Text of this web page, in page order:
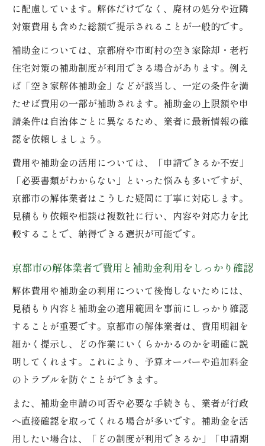
に配慮しています。解体だけでなく、廃材の処分や近隣
対策費用も含めた総額で提示されることが一般的です。
補助金については、京都府や市町村の空き家除却・老朽
住宅対策の補助制度が利用できる場合があります。例え
ば「空き家解体補助金」などが該当し、一定の条件を満
たせば費用の一部が補助されます。補助金の上限額や申
請条件は自治体ごとに異なるため、業者に最新情報の確
認を依頼しましょう。
費用や補助金の活用については、「申請できるか不安」
「必要書類がわからない」といった悩みも多いですが、
京都市の解体業者はこうした疑問に丁寧に対応します。
見積もり依頼や相談は複数社に行い、内容や対応力を比
較することで、納得できる選択が可能です。
京都市の解体業者で費用と補助金利用をしっかり確認
解体費用や補助金の利用について後悔しないためには、
見積もり内容と補助金の適用範囲を事前にしっかり確認
することが重要です。京都市の解体業者は、費用明細を
細かく提示し、どの作業にいくらかかるのかを明確に説
明してくれます。これにより、予算オーバーや追加料金
のトラブルを防ぐことができます。
また、補助金申請の可否や必要な手続きも、業者が行政
へ直接確認を取ってくれる場合が多いです。補助金を活
用したい場合は、「どの制度が利用できるか」「申請期